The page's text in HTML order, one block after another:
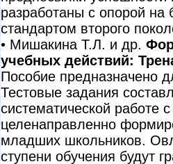
разработаны с опорой на
стандартом второго
• Мишакина Т.Л. и др.
учебных действий:
Пособие предназначено
Тестовые задания
систематической работе
целенаправленно
младших школьников.
ступени обучения будут